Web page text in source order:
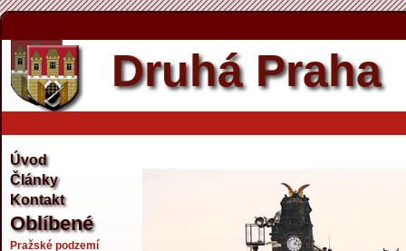
Druhá Praha
Úvod
Články
Kontakt
Oblíbené
Pražské podzemí